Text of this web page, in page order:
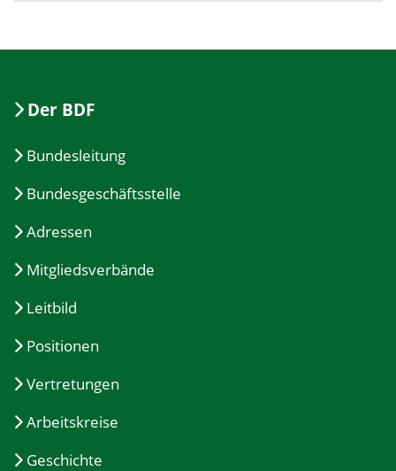
Der BDF
Bundesleitung
Bundesgeschäftsstelle
Adressen
Mitgliedsverbände
Leitbild
Positionen
Vertretungen
Arbeitskreise
Geschichte